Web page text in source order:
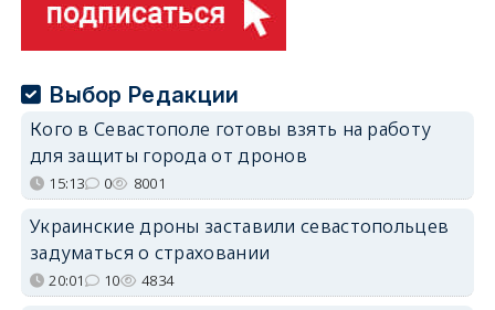
Выбор Редакции
Кого в Севастополе готовы взять на работу
для защиты города от дронов
15:13 0 8001
Украинские дроны заставили севастопольцев
задуматься о страховании
20:01 10 4834